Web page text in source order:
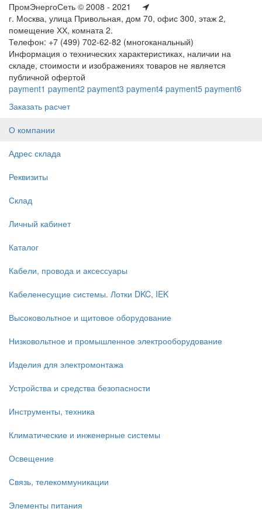
ПромЭнергоСеть © 2008 - 2021
г. Москва, улица Привольная, дом 70, офис 300, этаж 2,
помещение ХХ, комната 2.
Телефон: +7 (499) 702-62-82 (многоканальный)
Информация о технических характеристиках, наличии на
складе, стоимости и изображениях товаров не является
публичной офертой
payment1 payment2 payment3 payment4 payment5 payment6
Заказать расчет
О компании
Адрес склада
Реквизиты
Склад
Личный кабинет
Каталог
Кабели, провода и аксессуары
Кабеленесущие системы. Лотки DKC, IEK
Высоковольтное и щитовое оборудование
Низковольтное и промышленное электрооборудование
Изделия для электромонтажа
Устройства и средства безопасности
Инструменты, техника
Климатические и инженерные системы
Освещение
Связь, телекоммуникации
Элементы питания